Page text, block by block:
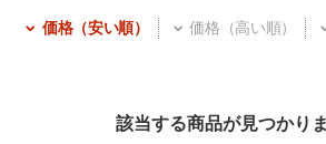
価格（安い順） 価格（高い順）
該当する商品が見つかりま